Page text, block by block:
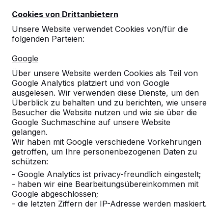
Cookies von Drittanbietern
Unsere Website verwendet Cookies von/für die
folgenden Parteien:
Google
Über unsere Website werden Cookies als Teil von
Google Analytics platziert und von Google
ausgelesen. Wir verwenden diese Dienste, um den
Überblick zu behalten und zu berichten, wie unsere
Besucher die Website nutzen und wie sie über die
Google Suchmaschine auf unsere Website
gelangen.
Wir haben mit Google verschiedene Vorkehrungen
getroffen, um Ihre personenbezogenen Daten zu
schützen:
- Google Analytics ist privacy-freundlich eingestelt;
- haben wir eine Bearbeitungsübereinkommen mit
Google abgeschlossen;
- die letzten Ziffern der IP-Adresse werden maskiert.
Referenzen
Unsere Produkte finden Sie in ganz Europa
und darüber hinaus. Sehen Sie hier, wo Sie
ein HeBlad-Produkt in Ihrer Nähe finden.
Produkt
Alles anzeigen
Kategorie
Alles anzeigen